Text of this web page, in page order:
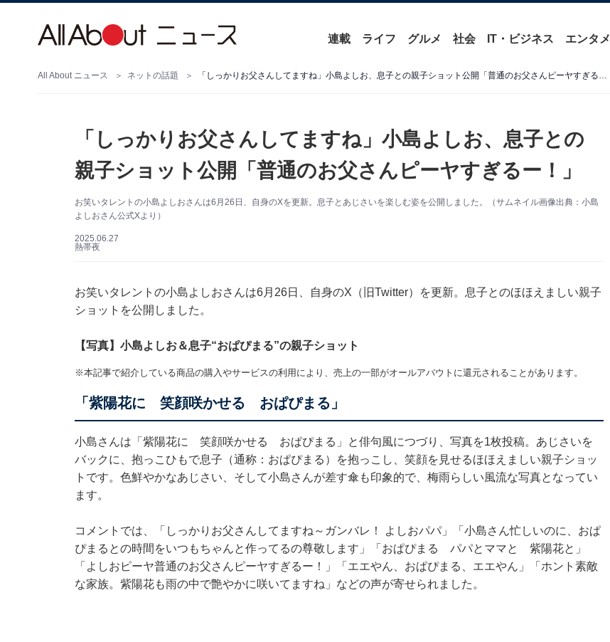
連載 ライフ グルメ 社会 IT・ビジネス エンタメ
All About ニュース ネットの話題 「しっかりお父さんしてますね」小島よしお、息子との親子ショット公開「普通のお父さんピーヤすぎるー！」
「しっかりお父さんしてますね」小島よしお、息子との
親子ショット公開「普通のお父さんピーヤすぎるー！」
お笑いタレントの小島よしおさんは6月26日、自身のXを更新。息子とあじさいを楽しむ姿を公開しました。（サムネイル画像出典：小島
よしおさん公式Xより）
2025.06.27
熱帯夜
お笑いタレントの小島よしおさんは6月26日、自身のX（旧Twitter）を更新。息子とのほほえましい親子
ショットを公開しました。
【写真】小島よしお＆息子“おぱぴまる”の親子ショット
※本記事で紹介している商品の購入やサービスの利用により、売上の一部がオールアバウトに還元されることがあります。
「紫陽花に 笑顔咲かせる おぱぴまる」
小島さんは「紫陽花に 笑顔咲かせる おぱぴまる」と俳句風につづり、写真を1枚投稿。あじさいを
バックに、抱っこひもで息子（通称：おぱぴまる）を抱っこし、笑顔を見せるほほえましい親子ショッ
トです。色鮮やかなあじさい、そして小島さんが差す傘も印象的で、梅雨らしい風流な写真となってい
ます。
コメントでは、「しっかりお父さんしてますね～ガンバレ！ よしおパパ」「小島さん忙しいのに、おぱ
ぴまるとの時間をいつもちゃんと作ってるの尊敬します」「おぱぴまる パパとママと 紫陽花と」
「よしおピーヤ普通のお父さんピーヤすぎるー！」「エエやん、おぱぴまる、エエやん」「ホント素敵
な家族。紫陽花も雨の中で艶やかに咲いてますね」などの声が寄せられました。